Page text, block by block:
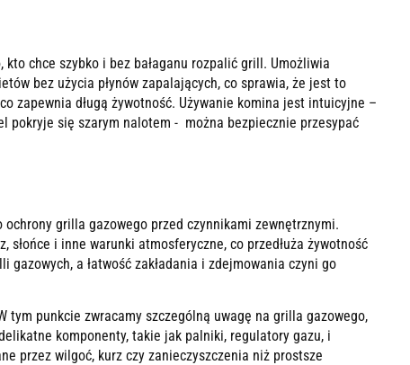
chce szybko i bez bałaganu rozpalić grill. Umożliwia
bez użycia płynów zapalających, co sprawia, że jest to
zapewnia długą żywotność. Używanie komina jest intuicyjne –
pokryje się szarym nalotem - można bezpiecznie przesypać
grilla gazowego przed czynnikami zewnętrznymi.
słońce i inne warunki atmosferyczne, co przedłuża żywotność
a łatwość zakładania i zdejmowania czyni go
punkcie zwracamy szczególną uwagę na grilla gazowego,
komponenty, takie jak palniki, regulatory gazu, i
przez wilgoć, kurz czy zanieczyszczenia niż prostsze